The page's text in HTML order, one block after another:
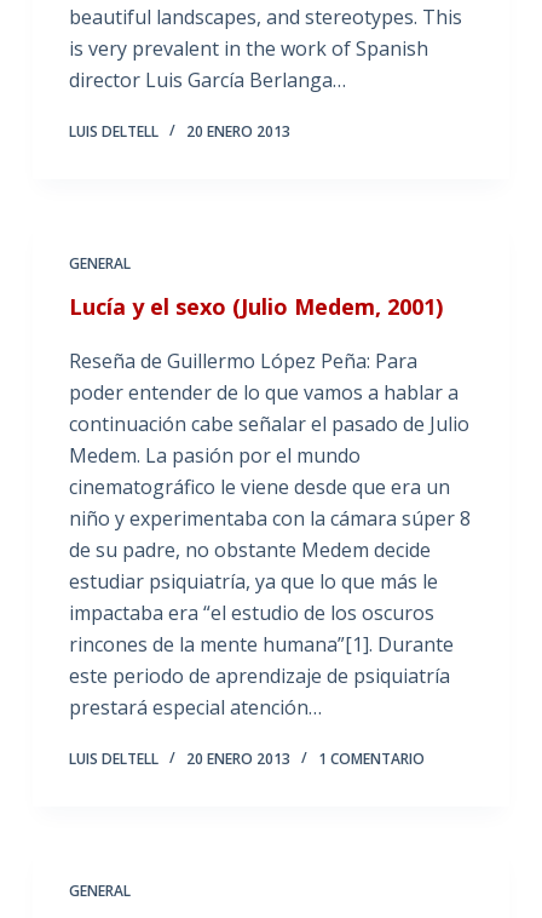
beautiful landscapes, and stereotypes. This
is very prevalent in the work of Spanish
director Luis García Berlanga…
LUIS DELTELL 20 ENERO 2013
GENERAL
Lucía y el sexo (Julio Medem, 2001)
Reseña de Guillermo López Peña: Para
poder entender de lo que vamos a hablar a
continuación cabe señalar el pasado de Julio
Medem. La pasión por el mundo
cinematográfico le viene desde que era un
niño y experimentaba con la cámara súper 8
de su padre, no obstante Medem decide
estudiar psiquiatría, ya que lo que más le
impactaba era “el estudio de los oscuros
rincones de la mente humana”[1]. Durante
este periodo de aprendizaje de psiquiatría
prestará especial atención…
LUIS DELTELL 20 ENERO 2013 1 COMENTARIO
GENERAL